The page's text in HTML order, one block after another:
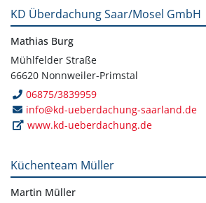
KD Überdachung Saar/Mosel GmbH
Mathias Burg
Mühlfelder Straße
66620 Nonnweiler-Primstal
06875/3839959
info@kd-ueberdachung-saarland.de
www.kd-ueberdachung.de
Küchenteam Müller
Martin Müller